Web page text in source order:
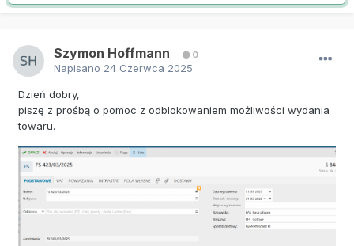
Szymon Hoffmann 0
Napisano 24 Czerwca 2025
Dzień dobry,
piszę z prośbą o pomoc z odblokowaniem możliwości wydania
towaru.